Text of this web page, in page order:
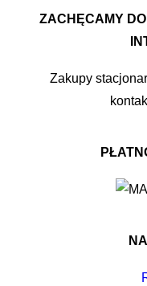
ZACHĘCAMY
Zakupy